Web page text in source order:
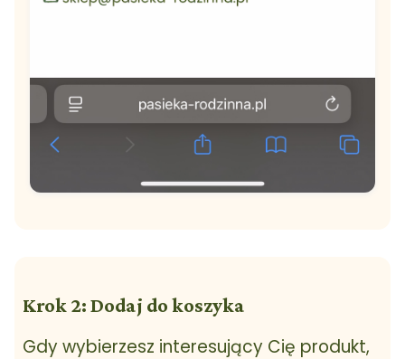
Krok 2: Dodaj do koszyka
Gdy wybierzesz interesujący Cię produkt,